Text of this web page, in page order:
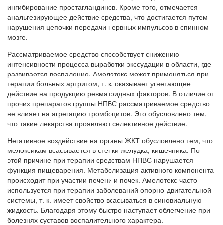
ингибирование простагландинов. Кроме того, отмечается
анальгезирующее действие средства, что достигается путем
нарушения цепочки передачи нервных импульсов в спинном
мозге.
Рассматриваемое средство способствует снижению
интенсивности процесса выработки экссудации в области, где
развивается воспаление. Амелотекс может применяться при
терапии больных артритом, т. к. оказывает угнетающее
действие на продукцию ревматоидных факторов. В отличие от
прочих препаратов группы НПВС рассматриваемое средство
не влияет на агрегацию тромбоцитов. Это обусловлено тем,
что такие лекарства проявляют селективное действие.
Негативное воздействие на органы ЖКТ обусловлено тем, что
мелоксикам всасывается в стенки желудка, кишечника. По
этой причине при терапии средствам НПВС нарушается
функция пищеварения. Метаболизация активного компонента
происходит при участии печени и почек. Амелотекс часто
используется при терапии заболеваний опорно-двигательной
системы, т. к. имеет свойство всасываться в синовиальную
жидкость. Благодаря этому быстро наступает облегчение при
болезнях суставов воспалительного характера.